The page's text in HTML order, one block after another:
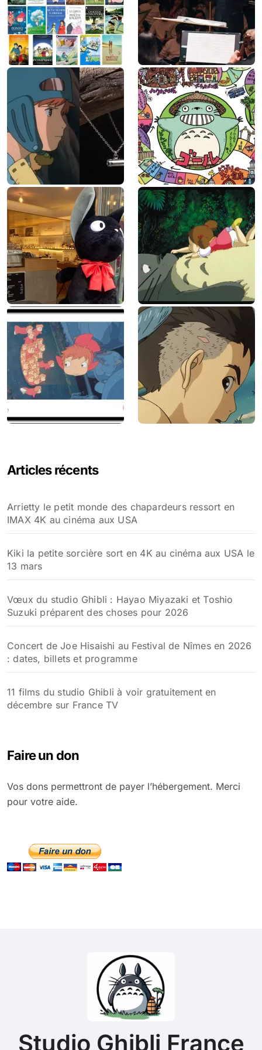
Articles récents
Arrietty le petit monde des chapardeurs ressort en
IMAX 4K au cinéma aux USA
Kiki la petite sorcière sort en 4K au cinéma aux USA le
13 mars
Vœux du studio Ghibli : Hayao Miyazaki et Toshio
Suzuki préparent des choses pour 2026
Concert de Joe Hisaishi au Festival de Nîmes en 2026
: dates, billets et programme
11 films du studio Ghibli à voir gratuitement en
décembre sur France TV
Faire un don
Vos dons permettront de payer l’hébergement. Merci
pour votre aide.
Studio Ghibli France